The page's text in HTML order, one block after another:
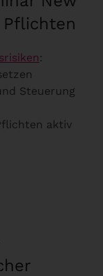
Pflichten
:
Steuerung
aktiv